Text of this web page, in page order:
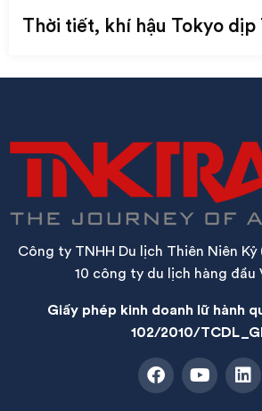
Thời tiết, khí hậu Tokyo dịp
Công ty TNHH Du lịch Thiên Niên Kỷ
10 công ty du lịch hàng đầu
Giấy phép kinh doanh lữ hành
102/2010/